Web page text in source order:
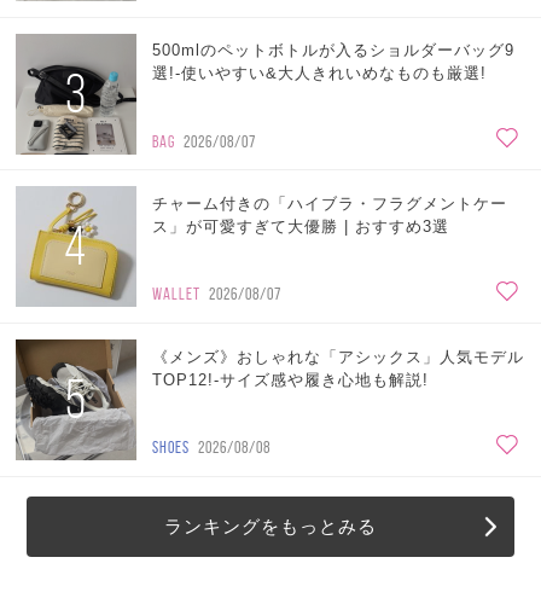
3
500mlのペットボトルが入るショルダーバッグ9
選!-使いやすい&大人きれいめなものも厳選!
BAG 2026/08/07
4
チャーム付きの「ハイブラ・フラグメントケー
ス」が可愛すぎて大優勝 | おすすめ3選
WALLET 2026/08/07
5
《メンズ》おしゃれな「アシックス」人気モデル
TOP12!-サイズ感や履き心地も解説!
SHOES 2026/08/08
ランキングをもっとみる